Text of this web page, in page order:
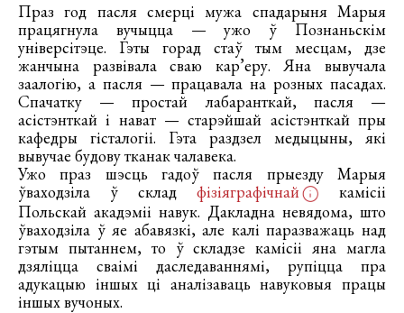
Праз год пасля смерці мужа спадарыня Марыя
працягнула вучыцца — ужо ў Познаньскім
універсітэце. Гэты горад стаў тым месцам, дзе
жанчына развівала сваю кар’еру. Яна вывучала
заалогію, а пасля — працавала на розных пасадах.
Спачатку — простай лабаранткай, пасля —
асістэнткай і нават — старэйшай асістэнткай пры
кафедры гісталогіі. Гэта раздзел медыцыны, які
вывучае будову тканак чалавека.
Ужо праз шэсць гадоў пасля прыезду Марыя
ўваходзіла ў склад фізіяграфічнай
камісіі
Польскай акадэміі навук. Дакладна невядома, што
ўваходзіла ў яе абавязкі, але калі паразважаць над
гэтым пытаннем, то ў складзе камісіі яна магла
дзяліцца сваімі даследаваннямі, рупіцца пра
адукацыю іншых ці аналізаваць навуковыя працы
іншых вучоных.